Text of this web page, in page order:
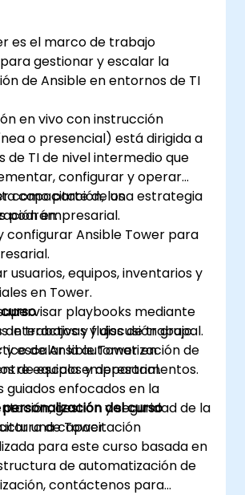
es el marco de trabajo
gestionar y escalar la
de Ansible en entornos de TI
en vivo con instrucción
o presencial) está dirigida a
de TI de nivel intermedio que
configurar y operar
como parte de una estrategia
empresarial.
capacitación, los
podrán:
configurar Ansible Tower para
usuarios, equipos, inventarios y
en Tower.
playbooks mediante
de trabajos y flujos de trabajo.
y escalar la automatización de
equipos y departamentos.
interactivas y discusión grupal.
de Ansible Tower en
de escala empresarial.
guiados enfocados en la
gestión y seguridad de la
de Tower.
del curso
una capacitación
para este curso basada en
de automatización de
contáctenos para